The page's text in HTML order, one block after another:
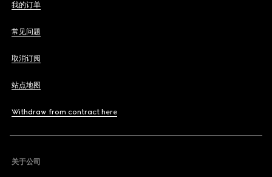
我的订单
常见问题
取消订阅
站点地图
Withdraw from contract here
关于公司